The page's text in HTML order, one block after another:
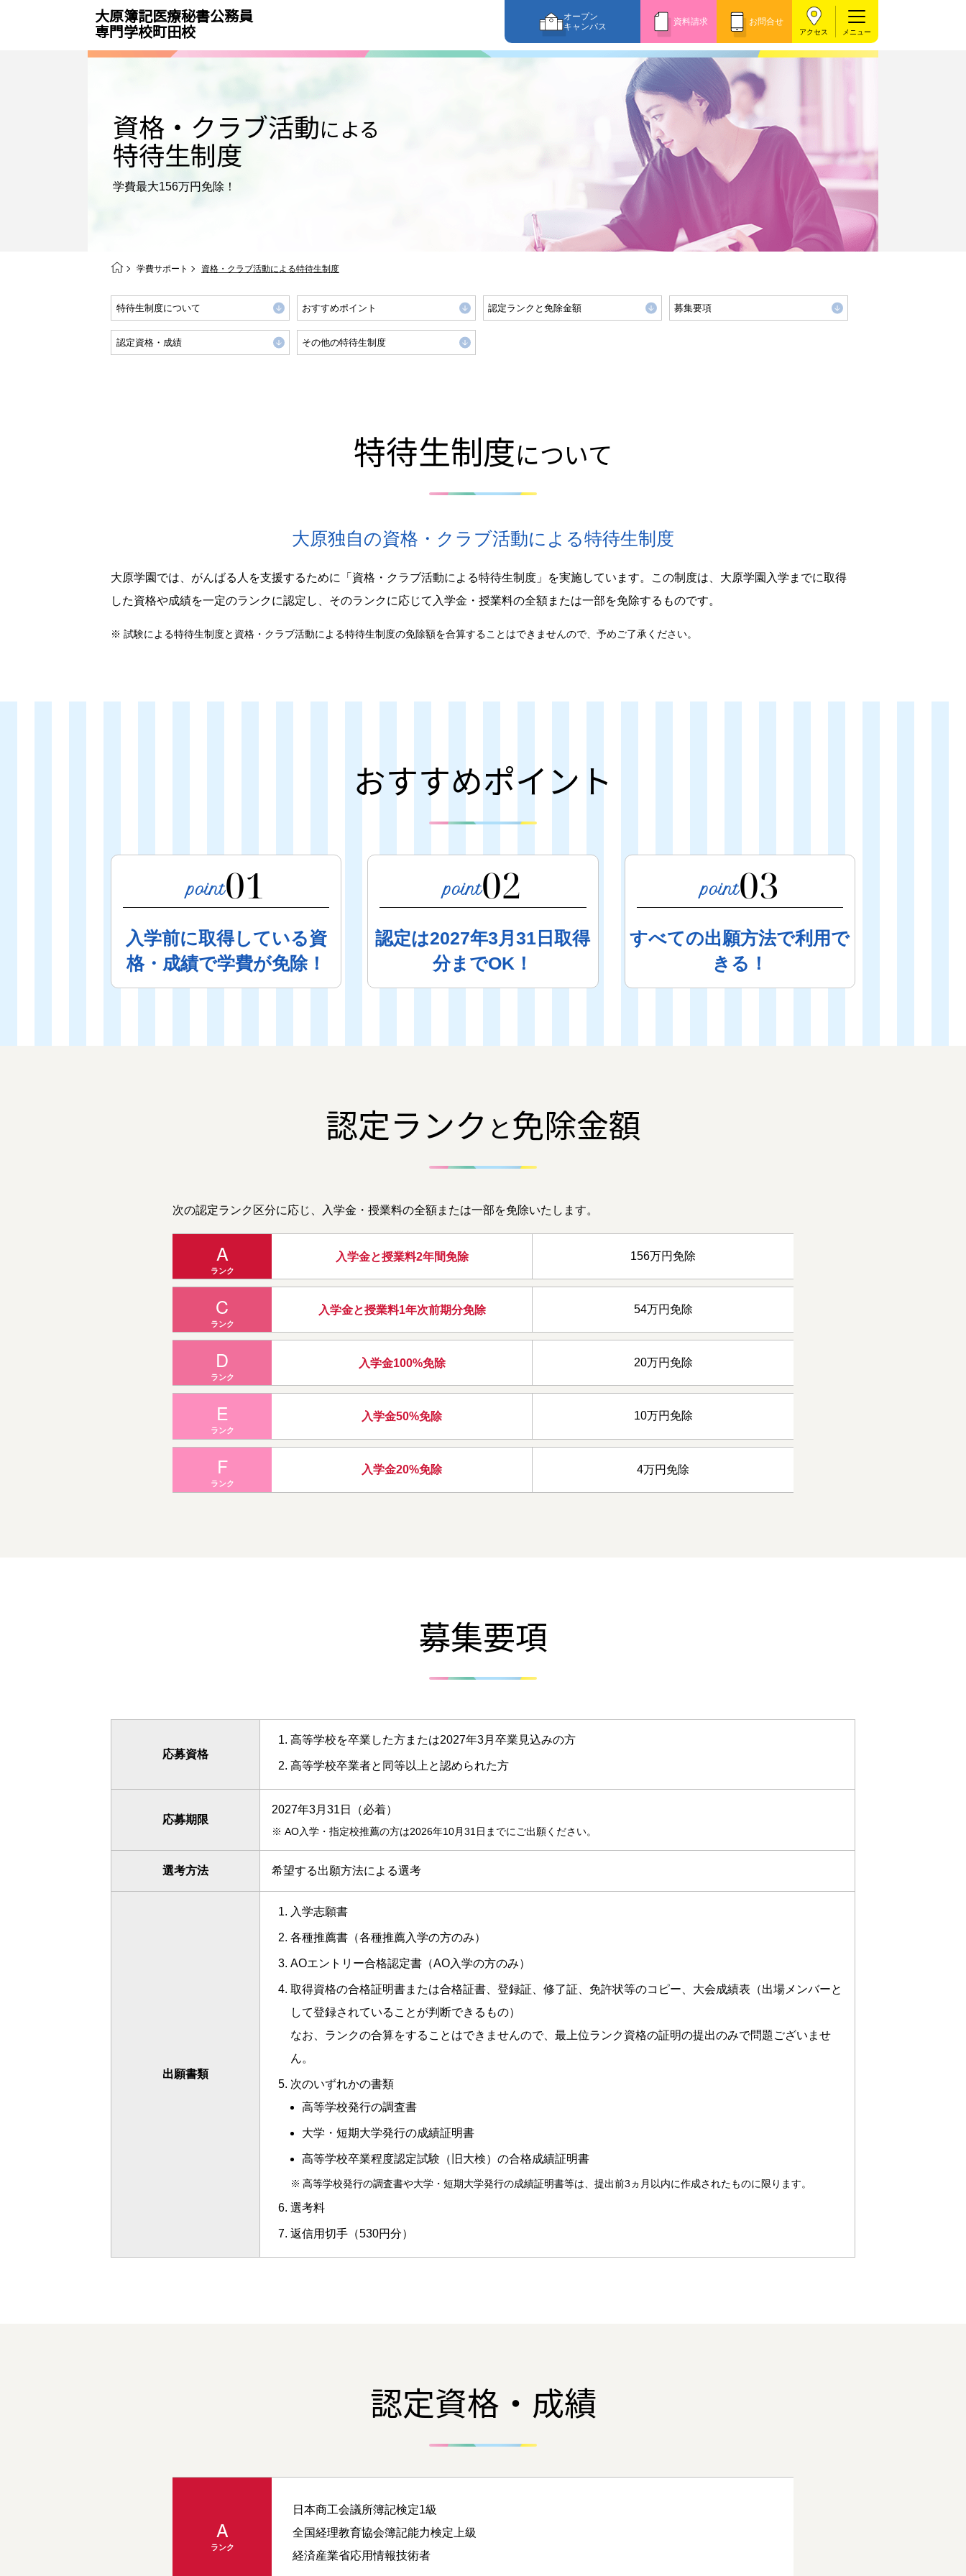
大原簿記医療秘書公務員
専門学校町田校
オープン
キャンパス
資料請求 お問合せ
アクセス
資格・クラブ活動による
特待生制度
学費最大156万円免除！
学費サポート 資格・クラブ活動による特待生制度
特待生制度について おすすめポイント 認定ランクと免除金額 募集要項
認定資格・成績 その他の特待生制度
特待生制度について
大原独自の資格・クラブ活動による特待生制度
大原学園では、がんばる人を支援するために「資格・クラブ活動による特待生制度」を実施しています。この制度は、大原学園入学までに取得
した資格や成績を一定のランクに認定し、そのランクに応じて入学金・授業料の全額または一部を免除するものです。
※ 試験による特待生制度と資格・クラブ活動による特待生制度の免除額を合算することはできませんので、予めご了承ください。
おすすめポイント
01
入学前に取得している資
格・成績で学費が免除！
02
認定は2027年3月31日取得
分までOK！
03
すべての出願方法で利用で
きる！
認定ランク と免除金額
次の認定ランク区分に応じ、入学金・授業料の全額または一部を免除いたします。
A
ランク
入学金と授業料2年間免除 156万円免除
C
ランク
入学金と授業料1年次前期分免除 54万円免除
D
ランク
入学金100%免除 20万円免除
E
ランク
入学金50%免除 10万円免除
F
ランク
入学金20%免除 4万円免除
募集要項
応募資格
高等学校を卒業した方または2027年3月卒業見込みの方
高等学校卒業者と同等以上と認められた方
応募期限
2027年3月31日（必着）
※ AO入学・指定校推薦の方は2026年10月31日までにご出願ください。
選考方法 希望する出願方法による選考
出願書類
入学志願書
各種推薦書（各種推薦入学の方のみ）
AOエントリー合格認定書（AO入学の方のみ）
取得資格の合格証明書または合格証書、登録証、修了証、免許状等のコピー、大会成績表（出場メンバーと
して登録されていることが判断できるもの）
なお、ランクの合算をすることはできませんので、最上位ランク資格の証明の提出のみで問題ございませ
ん。
次のいずれかの書類
高等学校発行の調査書
大学・短期大学発行の成績証明書
高等学校卒業程度認定試験（旧大検）の合格成績証明書
※ 高等学校発行の調査書や大学・短期大学発行の成績証明書等は、提出前3ヵ月以内に作成されたものに限ります。
選考料
返信用切手（530円分）
認定資格・成績
A
ランク
日本商工会議所簿記検定1級
全国経理教育協会簿記能力検定上級
経済産業省応用情報技術者